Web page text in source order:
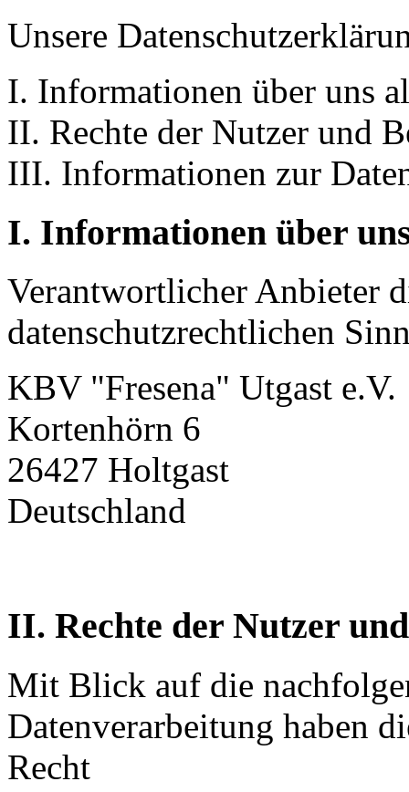
Unsere
I. Informationen über uns
II. Rechte der Nutzer und
III. Informationen zur
I. Informationen über
Verantwortlicher Anbieter
datenschutzrechtlichen
KBV "Fresena" Utgast e.V.
Kortenhörn 6
26427 Holtgast
Deutschland
II. Rechte der Nutzer
Mit Blick auf die
Datenverarbeitung haben
Recht